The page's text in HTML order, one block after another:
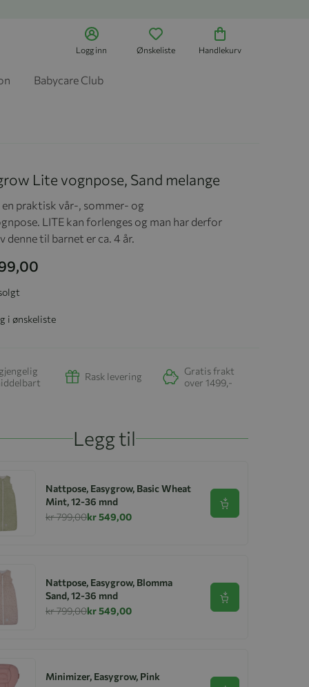
Logg inn Ønskeliste Handlekurv
Babycare Club
Lite vognpose, Sand melange
en praktisk vår-, sommer- og
LITE kan forlenges og man har derfor
denne til barnet er ca. 4 år.
i ønskeliste
Rask levering
Gratis frakt
over 1499,-
Legg til
Nattpose, Easygrow, Basic Wheat
Mint, 12-36 mnd
kr 799,00kr 549,00
Se produkt
Nattpose, Easygrow, Blomma
Sand, 12-36 mnd
kr 799,00kr 549,00
Se produkt
Minimizer, Easygrow, Pink